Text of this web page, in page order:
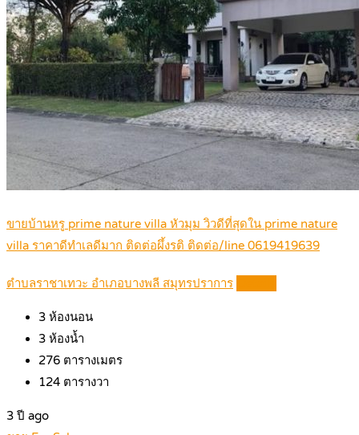
ขายบ้านหรู prime nature villa หัวมุม วิวดีที่สุดใน prime nature
villa ราคาดีทำเลดีมาก ติดต่อผึ้งรติ ติดต่อ/line 0619419639
ตำบลราชาเทวะ อำเภอบางพลี สมุทรปราการ
3 ห้องนอน
3 ห้องน้ำ
276 ตารางเมตร
124 ตารางวา
3 ปี ago